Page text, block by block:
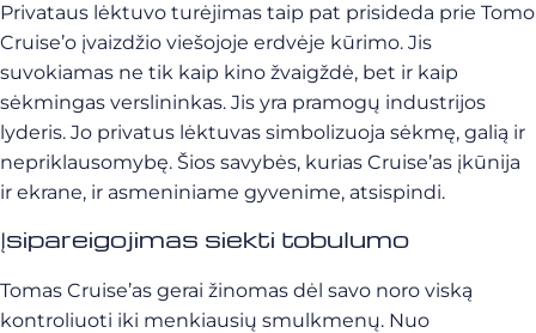
Privataus lėktuvo turėjimas taip pat prisideda prie Tomo
Cruise’o įvaizdžio viešojoje erdvėje kūrimo. Jis
suvokiamas ne tik kaip kino žvaigždė, bet ir kaip
sėkmingas verslininkas. Jis yra pramogų industrijos
lyderis. Jo privatus lėktuvas simbolizuoja sėkmę, galią ir
nepriklausomybę. Šios savybės, kurias Cruise’as įkūnija
ir ekrane, ir asmeniniame gyvenime, atsispindi.
Įsipareigojimas siekti tobulumo
Tomas Cruise’as gerai žinomas dėl savo noro viską
kontroliuoti iki menkiausių smulkmenų. Nuo